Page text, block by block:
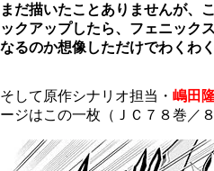
まだ描いたことありませんが、
ックアップしたら、フェニック
なるのか想像しただけでわくわ
そして原作シナリオ担当・ 嶋田
ージはこの一枚（ＪＣ７８巻／